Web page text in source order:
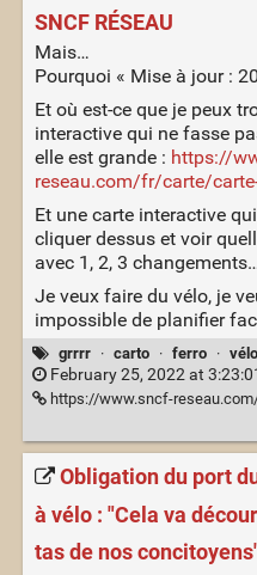
SNCF RÉSEAU
Mais…
Pourquoi « Mise à jour :
Et où est-ce que je peux
interactive qui ne fasse
elle est grande : https://
reseau.com/fr/carte/
Et une carte interactive
cliquer dessus et voir
avec 1, 2, 3
Je veux faire du vélo, je
impossible de planifier
grrrr · carto · ferro · vélo
February 25, 2022 at
https://www.sncf-reseau.com/fr/
Obligation du port
à vélo : "Cela va
tas de nos